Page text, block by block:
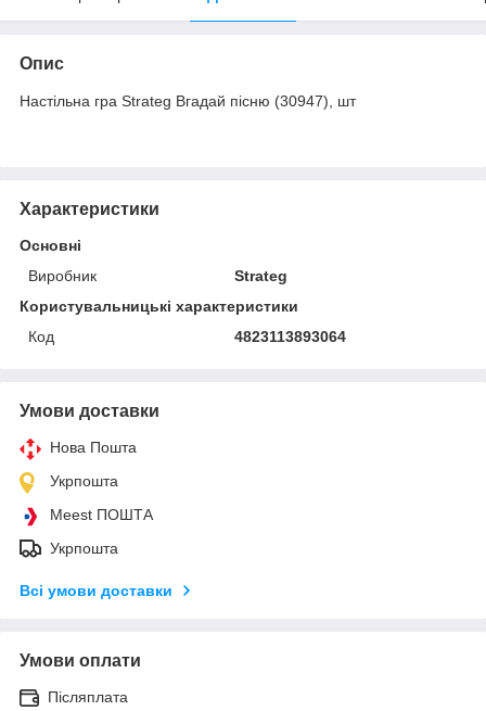
Опис
Настільна гра Strateg Вгадай пісню (30947), шт
Характеристики
Основні
Виробник
Strateg
Користувальницькі характеристики
Код
4823113893064
Умови доставки
Нова Пошта
Укрпошта
Meest ПОШТА
Укрпошта
Всі умови доставки
Умови оплати
Післяплата